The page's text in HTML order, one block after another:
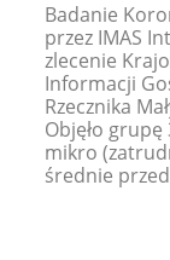
Badanie
przez IMAS
zlecenie
Informacji
Rzecznika
Objęło
mikro
średnie